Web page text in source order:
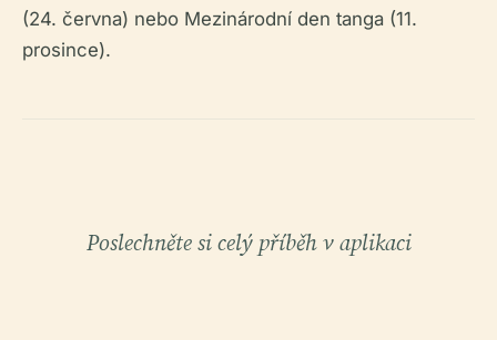
(24. června) nebo Mezinárodní den tanga (11.
prosince).
Poslechněte si celý příběh v aplikaci